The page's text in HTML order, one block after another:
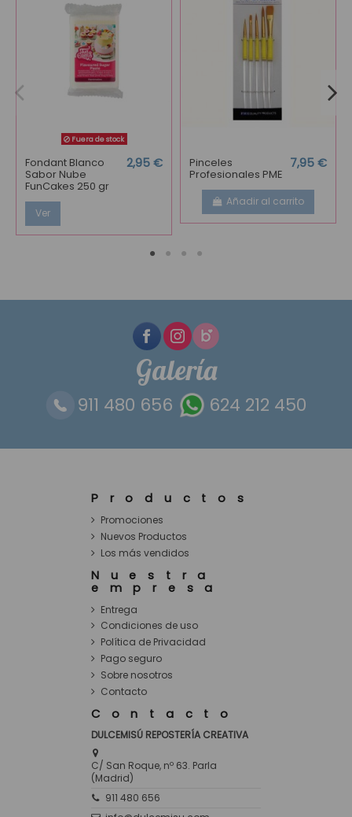
Fuera de stock
Fondant Blanco
Sabor Nube
FunCakes 250 gr
2,95 €
Ver
Pinceles
Profesionales PME
7,95 €
Añadir al carrito
Galería
911 480 656 624 212 450
Productos
Promociones
Nuevos Productos
Los más vendidos
Nuestra
empresa
Entrega
Condiciones de uso
Política de Privacidad
Pago seguro
Sobre nosotros
Contacto
Contacto
DULCEMISÚ REPOSTERÍA CREATIVA
C/ San Roque, nº 63. Parla
(Madrid)
911 480 656